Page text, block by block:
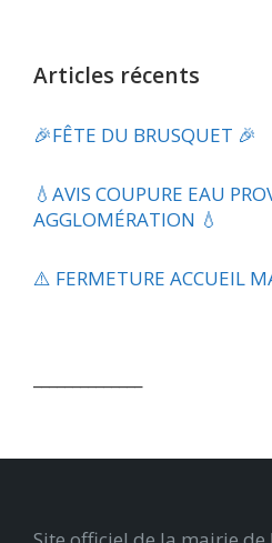
Articles récents
🎉FÊTE DU BRUSQUET 🎉
💧​AVIS COUPURE EAU
AGGLOMÉRATION 💧
⚠️ FERMETURE ACCUEIL